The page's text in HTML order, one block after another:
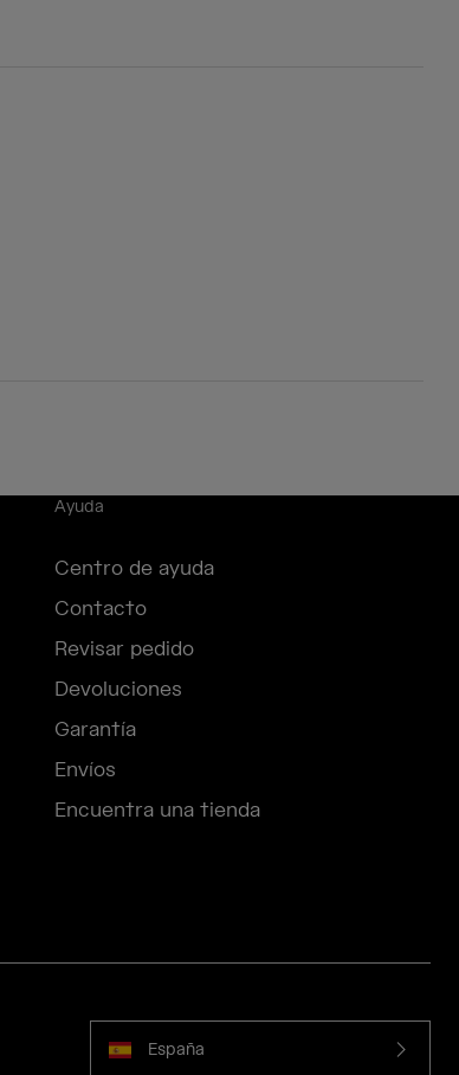
Ayuda
Centro de ayuda
Contacto
Revisar pedido
Devoluciones
Garantía
Envíos
Encuentra una tienda
España